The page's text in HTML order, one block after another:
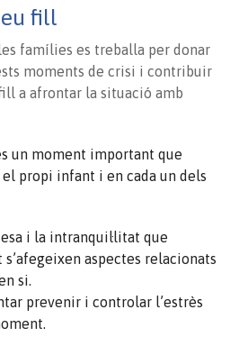
fill
famílies es treballa per donar
moments de crisi i contribuir
a afrontar la situació amb
un moment important que
propi infant i en cada un dels
i la intranquil·litat que
aspectes relacionats
si.
prevenir i controlar l’estrès